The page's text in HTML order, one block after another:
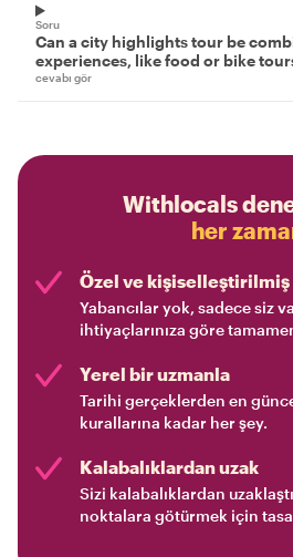
Soru
Can a city highlights tour be
experiences, like food or bike
cevabı gör
Withlocals
her
Özel ve kişiselleştirilmiş
Yabancılar yok, sadece siz
ihtiyaçlarınıza göre
Yerel bir uzmanla
Tarihi gerçeklerden en
kurallarına kadar her şey.
Kalabalıklardan uzak
Sizi kalabalıklardan
noktalara götürmek için